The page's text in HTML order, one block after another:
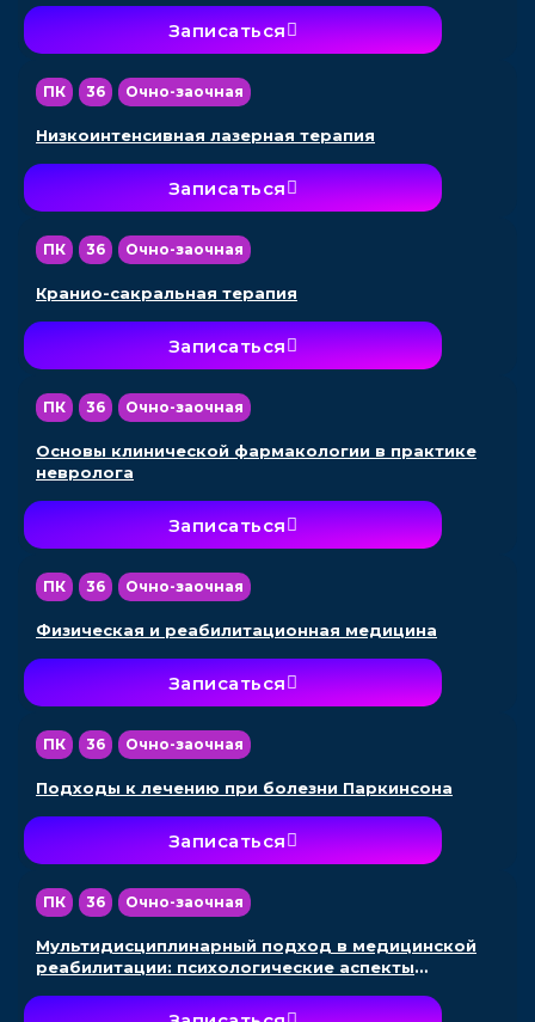
Записаться
ПК 36 Очно-заочная
Низкоинтенсивная лазерная терапия
Записаться
ПК 36 Очно-заочная
Кранио-сакральная терапия
Записаться
ПК 36 Очно-заочная
Основы клинической фармакологии в практике
невролога
Записаться
ПК 36 Очно-заочная
Физическая и реабилитационная медицина
Записаться
ПК 36 Очно-заочная
Подходы к лечению при болезни Паркинсона
Записаться
ПК 36 Очно-заочная
Мультидисциплинарный подход в медицинской
реабилитации: психологические аспекты
междисциплинарной бригаде